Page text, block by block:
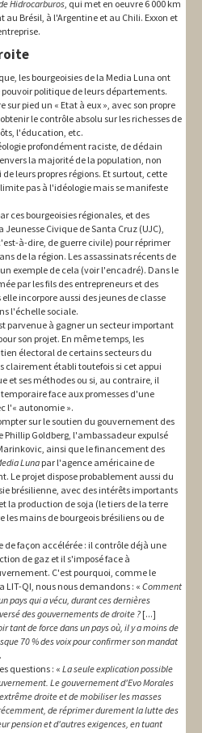
Hidrocarburos, qui met en oeuvre 6 000 km
Brésil, à l'Argentine et au Chili. Exxon et
les bourgeoisies de la Media Luna ont
politique de leurs départements.
sur pied un « Etat à eux », avec son propre
le contrôle absolu sur les richesses de
l'éducation, etc.
profondément raciste, de dédain
la majorité de la population, non
leurs propres régions. Et surtout, cette
pas à l'idéologie mais se manifeste
ces bourgeoisies régionales, et des
Civique de Santa Cruz (UJC),
à-dire, de guerre civile) pour réprimer
de la région. Les assassinats récents de
exemple de cela (voir l'encadré). Dans le
par les fils des entrepreneurs et des
incorpore aussi des jeunes de classe
l'échelle sociale.
parvenue à gagner un secteur important
son projet. En même temps, les
électoral de certains secteurs du
clairement établi toutefois si cet appui
et ses méthodes ou si, au contraire, il
face aux promesses d'une
l'« autonomie ».
sur le soutien du gouvernement des
Phillip Goldberg, l'ambassadeur expulsé
ainsi que le financement des
Lunapar l'agence américaine de
Le projet dispose probablement aussi du
brésilienne, avec des intérêts importants
la production de soja (le tiers de la terre
mains de bourgeois brésiliens ou de
de façon accélérée : il contrôle déjà une
de gaz et il s'imposé face à
C'est pourquoi, comme le
QI, nous nous demandons : « Comment
pays qui a vécu, durant ces dernières
des gouvernements de droite ? [...]
tant de force dans un pays où, il y a moins de
70 % des voix pour confirmer son mandat
questions : «La seule explication possible
Le gouvernement d'Evo Morales
droite et de mobiliser les masses
de réprimer durement la lutte des
pension et d'autres exigences, en tuant